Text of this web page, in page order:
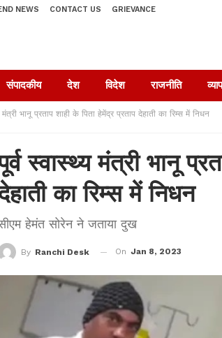
NEWS CONTACT US GRIEVANCE
संपादकीय देश विदेश राजनीति
मंत्री भानू प्रताप शाही के पिता हेमेंद्र प्रताप देहाती का रिम्स में निधन
स्वास्थ्य मंत्री भानू
का रिम्स में निधन
हेमंत सोरेन ने जताया दुख
By Ranchi Desk On Jan 8, 2023